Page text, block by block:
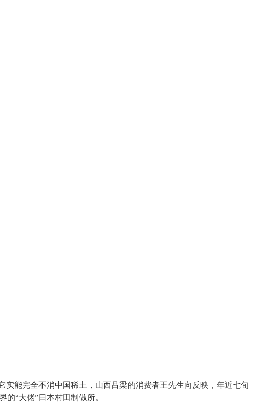
能完全不消中国稀土，山西吕梁的消费者王先生向反映，年近七旬
“大佬”日本村田制做所。